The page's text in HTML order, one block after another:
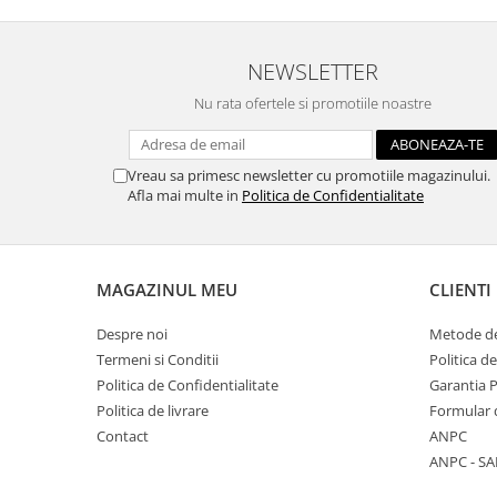
Altele
Stampile, sigilii
Stampile lemn
Stampile silicon
Ustensile, aparate
Cutter, trimmer
NEWSLETTER
Nu rata ofertele si promotiile noastre
Vreau sa primesc newsletter cu promotiile magazinului.
Afla mai multe in Politica de Confidentialitate
MAGAZINUL MEU
Despre noi
Termeni si Conditii
Politica de Confidentialitate
Politica de livrare
Contact
CLIENTI
Metode
Politica
Garantia
Formular
ANPC
ANPC -